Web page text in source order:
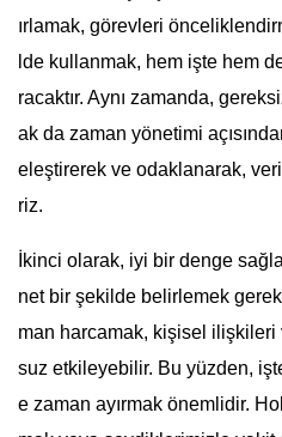
ırlamak, görevleri
lde kullanmak, hem işte hem
racaktır. Aynı zamanda,
ak da zaman yönetimi
eleştirerek ve odaklanarak,
riz.
İkinci olarak, iyi bir denge
net bir şekilde belirlemek
man harcamak, kişisel ilişkileri
suz etkileyebilir. Bu yüzden,
e zaman ayırmak önemlidir.